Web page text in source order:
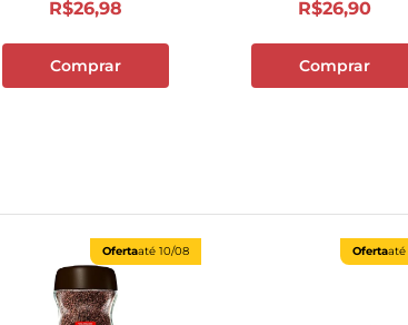
R$26,98
Comprar
R$26,90
Comprar
Ofertaaté 10/08 Ofertaaté